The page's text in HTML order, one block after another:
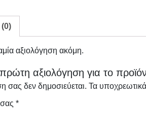
(0)
αξιολόγηση ακόμη.
αξιολόγηση για το
σας δεν δημοσιεύεται. Τα
*